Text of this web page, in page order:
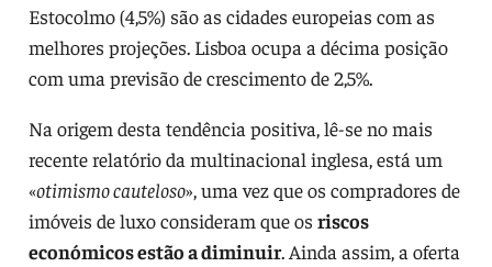
Estocolmo (4,5%) são as cidades europeias com as
melhores projeções. Lisboa ocupa a décima posição
com uma previsão de crescimento de 2,5%.
Na origem desta tendência positiva, lê-se no mais
recente relatório da multinacional inglesa, está um
«otimismo cauteloso», uma vez que os compradores de
imóveis de luxo consideram que os riscos
económicos estão a diminuir. Ainda assim, a oferta